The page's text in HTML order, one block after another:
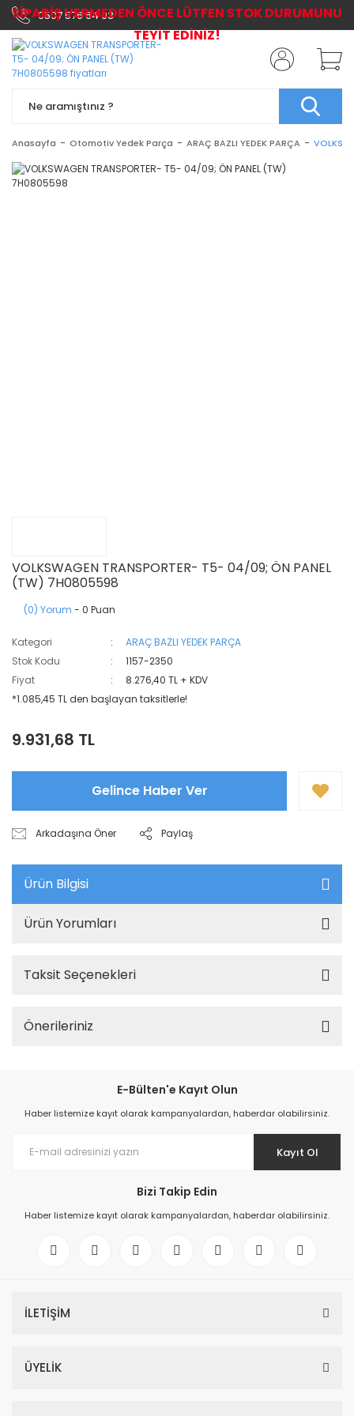
0507 576 64 03
Anasayfa Otomotiv Yedek Parça ARAÇ BAZLI YEDEK PARÇA
VOLKSWAGEN TRANSPORTER- T5- 04/09; ÖN PANEL
(TW) 7H0805598
(0) Yorum - 0 Puan
Kategori
ARAÇ BAZLI YEDEK PARÇA
Stok Kodu
1157-2350
Fiyat
8.276,40 TL + KDV
*1.085,45 TL den başlayan taksitlerle!
9.931,68 TL
Gelince Haber Ver
Arkadaşına Öner Paylaş
Ürün Bilgisi
Ürün Yorumları
Taksit Seçenekleri
Önerileriniz
E-Bülten'e Kayıt Olun
Haber listemize kayıt olarak kampanyalardan, haberdar olabilirsiniz.
Kayıt Ol
Bizi Takip Edin
Haber listemize kayıt olarak kampanyalardan, haberdar olabilirsiniz.
İLETİŞİM
ÜYELİK
SİPARİŞ VERMEDEN ÖNCE LÜTFEN STOK DURUMUNU
TEYİT EDİNİZ!